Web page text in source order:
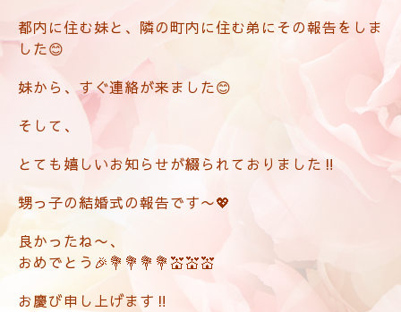
都内に住む妹と、隣の町内に住む弟にその報告をしま
した😊
妹から、すぐ連絡が来ました😊
そして、
とても嬉しいお知らせが綴られておりました‼️
甥っ子の結婚式の報告です〜💖
良かったね〜、
おめでとう🎉💐💐💐💐💒💒💒
お慶び申し上げます‼️